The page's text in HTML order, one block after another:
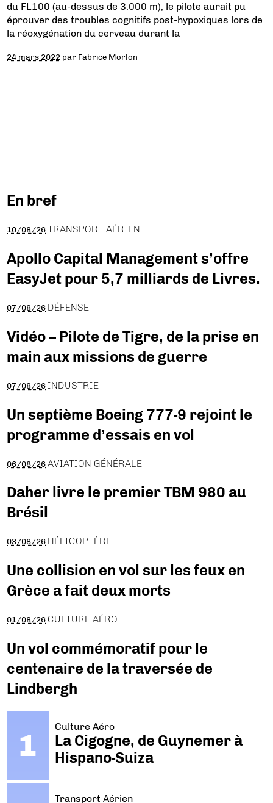
du FL100 (au-dessus de 3.000 m), le pilote aurait pu
éprouver des troubles cognitifs post-hypoxiques lors de
la réoxygénation du cerveau durant la
24 mars 2022 par Fabrice Morlon
En bref
10/08/26 TRANSPORT AÉRIEN
Apollo Capital Management s’offre
EasyJet pour 5,7 milliards de Livres.
07/08/26 DÉFENSE
Vidéo – Pilote de Tigre, de la prise en
main aux missions de guerre
07/08/26 INDUSTRIE
Un septième Boeing 777-9 rejoint le
programme d’essais en vol
06/08/26 AVIATION GÉNÉRALE
Daher livre le premier TBM 980 au
Brésil
03/08/26 HÉLICOPTÈRE
Une collision en vol sur les feux en
Grèce a fait deux morts
01/08/26 CULTURE AÉRO
Un vol commémoratif pour le
centenaire de la traversée de
Lindbergh
Culture Aéro
La Cigogne, de Guynemer à
Hispano-Suiza
Transport Aérien